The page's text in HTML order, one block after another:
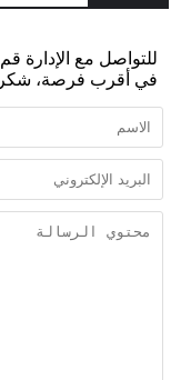
للتواصل مع الإدارة
في أقرب فرصة،